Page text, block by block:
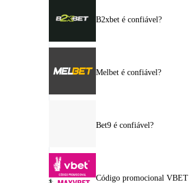
B2xbet é confiável?
Melbet é confiável?
Bet9 é confiável?
Código promocional VBET